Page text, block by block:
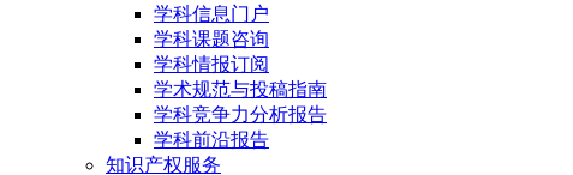
学科信息门户
学科课题咨询
学科情报订阅
学术规范与投稿指南
学科竞争力分析报告
学科前沿报告
知识产权服务